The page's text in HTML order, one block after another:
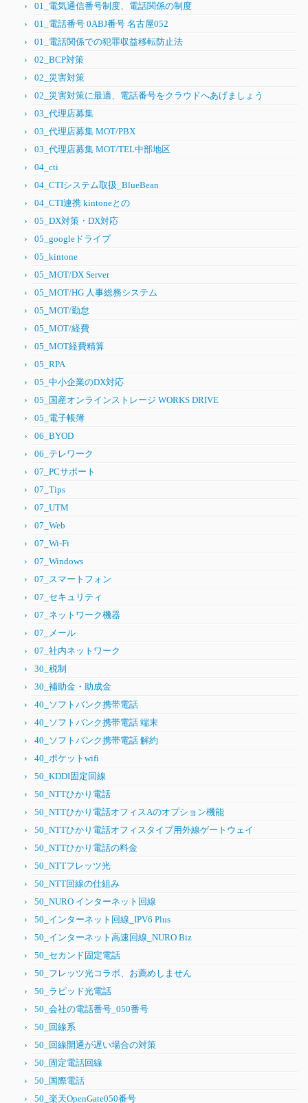
01_電気通信番号制度、電話関係の制度
01_電話番号 0ABJ番号 名古屋052
01_電話関係での犯罪収益移転防止法
02_BCP対策
02_災害対策
02_災害対策に最適、電話番号をクラウドへあげましょう
03_代理店募集
03_代理店募集 MOT/PBX
03_代理店募集 MOT/TEL中部地区
04_cti
04_CTIシステム取扱_BlueBean
04_CTI連携 kintoneとの
05_DX対策・DX対応
05_googleドライブ
05_kintone
05_MOT/DX Server
05_MOT/HG 人事総務システム
05_MOT/勤怠
05_MOT/経費
05_MOT経費精算
05_RPA
05_中小企業のDX対応
05_国産オンラインストレージ WORKS DRIVE
05_電子帳簿
06_BYOD
06_テレワーク
07_PCサポート
07_Tips
07_UTM
07_Web
07_Wi-Fi
07_Windows
07_スマートフォン
07_セキュリティ
07_ネットワーク機器
07_メール
07_社内ネットワーク
30_税制
30_補助金・助成金
40_ソフトバンク携帯電話
40_ソフトバンク携帯電話 端末
40_ソフトバンク携帯電話 解約
40_ポケットwifi
50_KDDI固定回線
50_NTTひかり電話
50_NTTひかり電話オフィスAのオプション機能
50_NTTひかり電話オフィスタイプ用外線ゲートウェイ
50_NTTひかり電話の料金
50_NTTフレッツ光
50_NTT回線の仕組み
50_NURO インターネット回線
50_インターネット回線_IPV6 Plus
50_インターネット高速回線_NURO Biz
50_セカンド固定電話
50_フレッツ光コラボ、お薦めしません
50_ラピッド光電話
50_会社の電話番号_050番号
50_回線系
50_回線開通が遅い場合の対策
50_固定電話回線
50_国際電話
50_楽天OpenGate050番号